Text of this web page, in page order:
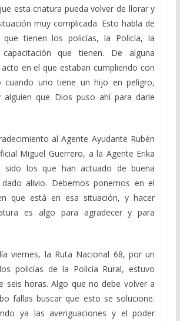
esta criatura pueda volver de llorar y
muy complicada. Esto habla de
que tienen los policías, la Policía, la
que tienen. De alguna
en el que estaban cumpliendo con
cuando uno tiene un hijo en peligro,
alguien que Dios puso ahí para darle
al Agente Ayudante Rubén
Miguel Guerrero, a la Agente Erika
sido los que han actuado de buena
alivio. Debemos ponernos en el
que está en esa situación, y hacer
es algo para agradecer y para
la Ruta Nacional 68, por un
policías de la Policía Rural, estuvo
seis horas. Algo que no debe volver a
fallas buscar que esto se solucione.
ya las averiguaciones y el poder